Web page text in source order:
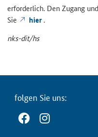
er­for­der­lich. Den Zu­gang
Sie
hier.
nks-​dit/hs
fol­gen Sie uns: